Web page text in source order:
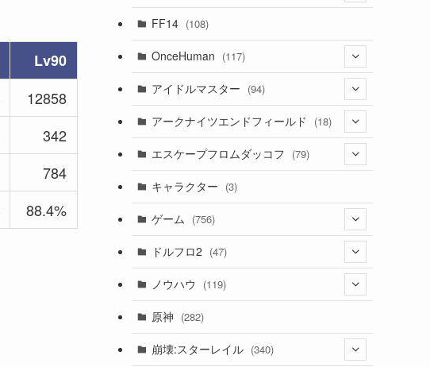
Lv90
12858
342
784
88.4%
(16)
(11)
(2)
(10)
(13)
(8)
FF14 (108)
OnceHuman (117)
(20)
(1)
(3)
アイドルマスター (94)
(71)
(17)
(4)
アークナイツエンドフィールド (18)
(14)
(1)
エスケープフロムダッコフ (79)
(62)
キャラクター (3)
ゲーム (756)
(4)
(11)
ドルフロ2 (47)
(3)
(1)
(42)
ノウハウ (119)
(14)
(4)
原神 (282)
崩壊:スターレイル (340)